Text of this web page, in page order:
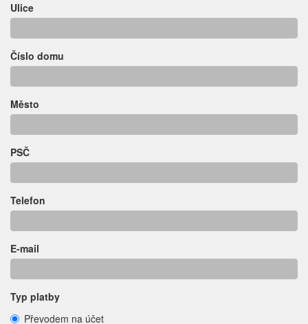
Ulice
Číslo domu
Město
PSČ
Telefon
E-mail
Typ platby
Převodem na účet